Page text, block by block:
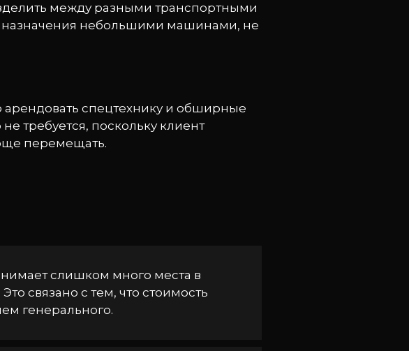
между разными транспортными
назначения небольшими машинами, не
арендовать спецтехнику и обширные
требуется, поскольку клиент
перемещать.
слишком много места в
связано с тем, что стоимость
генерального.